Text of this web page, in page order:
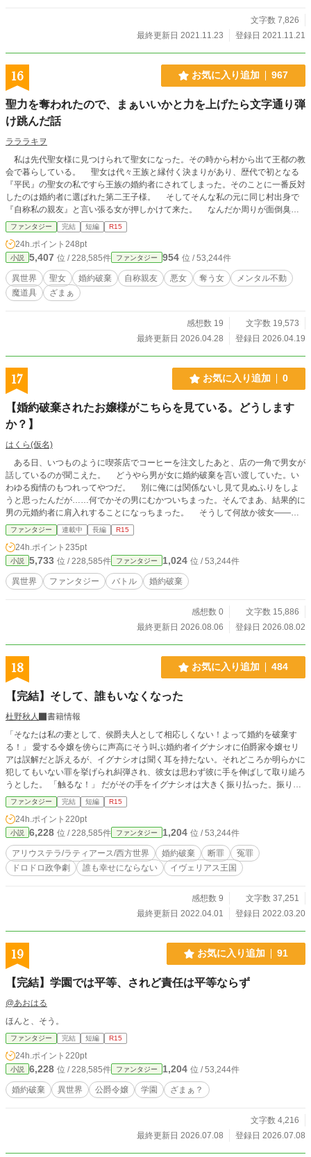
文字数 7,826
最終更新日 2021.11.23
登録日 2021.11.21
16 お気に入り追加 967
聖力を奪われたので、まぁいいかと力を上げたら文字通り弾
け跳んだ話
ラララキヲ
私は先代聖女様に見つけられて聖女になった。その時から村から出て王都の教
会で暮らしている。 聖女は代々王族と縁付く決まりがあり、歴代で初となる
『平民』の聖女の私ですら王族の婚約者にされてしまった。そのことに一番反対
したのは婚約者に選ばれた第二王子様。 そしてそんな私の元に同じ村出身で
『自称私の親友』と言い張る女が押しかけて来た。 なんだか周りが面倒臭い
けど、何を言われようとも『私が聖女なのは変わらない』ので問題ないです。
◇テンプレ聖女モノ。 ◇ふんわり世界観。ゆるふわ設定。 ◇ご都合展開。矛盾
もあるかも。 ◇なろうにも上げてます。 ※女性向けHOTランキング☆２位☆入
り!!!ファンタジー☆１位☆入り!!ありがとうございます！！
ファンタジー 完結 短編 R15
24h.ポイント 248pt
小説 5,407 位 / 228,585件 ファンタジー 954 位 / 53,244件
異世界 聖女 婚約破棄 自称親友 悪女 奪う女
メンタル不動
魔道具
ざまぁ
感想数 19
文字数 19,573
最終更新日 2026.04.28
登録日 2026.04.19
17 お気に入り追加 0
【婚約破棄されたお嬢様がこちらを見ている。どうします
か？】
はくら(仮名)
ある日、いつものように喫茶店でコーヒーを注文したあと、店の一角で男女が
話しているのが聞こえた。 どうやら男が女に婚約破棄を言い渡していた。い
わゆる痴情のもつれってやつだ。 別に俺には関係ないし見て見ぬふりをしよ
うと思ったんだが……何でかその男にむかついちまった。そんでまあ、結果的に
男の元婚約者に肩入れすることになっちまった。 そうして何故か彼女――フ
ァラは冒険者になりたいと言い出して、どうしてか俺がそのパートナーとして組
むことになった。 どうしてこうなった？
ファンタジー 連載中 長編 R15
24h.ポイント 235pt
小説 5,733 位 / 228,585件 ファンタジー 1,024 位 / 53,244件
異世界 ファンタジー バトル 婚約破棄
感想数 0
文字数 15,886
最終更新日 2026.08.06
登録日 2026.08.02
18 お気に入り追加 484
【完結】そして、誰もいなくなった
杜野秋人
書籍情報
「そなたは私の妻として、侯爵夫人として相応しくない！よって婚約を破棄す
る！」 愛する令嬢を傍らに声高にそう叫ぶ婚約者イグナシオに伯爵家令嬢セリ
アは誤解だと訴えるが、イグナシオは聞く耳を持たない。それどころか明らかに
犯してもいない罪を挙げられ糾弾され、彼女は思わず彼に手を伸ばして取り縋ろ
うとした。 「触るな！」 だがその手をイグナシオは大きく振り払った。振り払
われよろめいたセリアは、受け身も取れないまま仰向けに倒れ、頭を打って昏倒
した。 「突き飛ばしたぞ」 「彼が手を上げた」 「誰か衛兵を呼べ！」 騒然とな
るパーティー会場。すぐさま会場警護の騎士たちに取り囲まれ、彼は「違うん
だ、話を聞いてくれ！」と叫びながら愛人の令嬢とともに連行されていった。
そして倒れたセリアもすぐさま人が集められ運び出されていった。 そして誰も
いなくなった。 彼女と彼と愛人と、果たして誰が悪かったのか。 これはとある
悲しい、婚約破棄の物語である。 ◆小説家になろう様でも公開しています。話
話です。 3/30、小説家になろうヒューマンドラマランキング日間１位になりま
した！ 4/1、完結しました。全14話。
ファンタジー 完結 短編 R15
24h.ポイント 220pt
小説 6,228 位 / 228,585件 ファンタジー 1,204 位 / 53,244件
アリウステラ/ラティアース/西方世界 婚約破棄 断罪
冤罪
ドロドロ政争劇
誰も幸せにならない イヴェリアス王国
感想数 9
文字数 37,251
最終更新日 2022.04.01
登録日 2022.03.20
19 お気に入り追加 91
【完結】学園では平等、されど責任は平等ならず
@あおはる
ほんと、そう。
ファンタジー 完結 短編 R15
24h.ポイント 220pt
小説 6,228 位 / 228,585件 ファンタジー 1,204 位 / 53,244件
婚約破棄 異世界 公爵令嬢 学園 ざまぁ？
文字数 4,216
最終更新日 2026.07.08
登録日 2026.07.08